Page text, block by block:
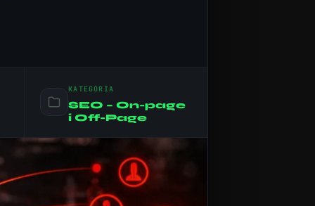
KATEGORIA
SEO – On-page
i Off-Page